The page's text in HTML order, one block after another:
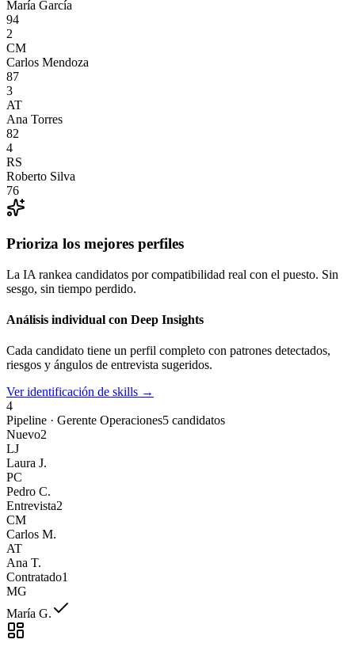
María García
94
2
CM
Carlos Mendoza
87
3
AT
Ana Torres
82
4
RS
Roberto Silva
76
Prioriza los mejores perfiles
La IA rankea candidatos por compatibilidad real con el puesto. Sin
sesgo, sin tiempo perdido.
Análisis individual con Deep Insights
Cada candidato tiene un perfil completo con patrones detectados,
riesgos y ángulos de entrevista sugeridos.
Ver identificación de skills →
4
Pipeline · Gerente Operaciones5 candidatos
Nuevo2
LJ
Laura J.
PC
Pedro C.
Entrevista2
CM
Carlos M.
AT
Ana T.
Contratado1
MG
María G.